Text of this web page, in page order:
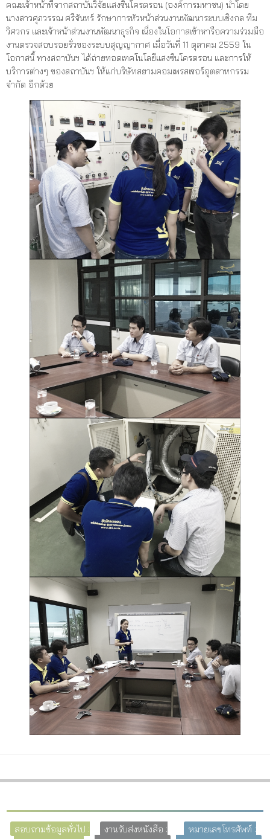
คณะเจ้าหน้าที่จากสถาบันวิจัยแสงซินโครตรอน (องค์การมหาชน) นำโดย
นางสาวศุภวรรณ ศรีจันทร์ รักษาการหัวหน้าส่วนงานพัฒนาระบบเชิงกล ทีม
วิศวกร และเจ้าหน้าส่วนงานพัฒนาธุรกิจ เนื่องในโอกาสเข้าหารือความร่วมมือ
งานตรวจสอบรอยรั่วของระบบสุญญากาศ เมื่อวันที่ 11 ตุลาคม 2559 ใน
โอกาสนี้ ทางสถาบันฯ ได้ถ่ายทอดเทคโนโลยีแสงซินโครตรอน และการให้
บริการต่างๆ ของสถาบันฯ ให้แก่บริษัทสยามคอมเพรสเซอร์อุตสาหกรรม
จำกัด อีกด้วย
สอบถามข้อมูลทั่วไป :
งานรับส่งหนังสือ :
หมายเลขโทรศัพท์ :